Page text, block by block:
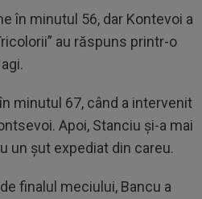
în minutul 56, dar Kontevoi a
au răspuns printr-o
minutul 67, când a intervenit
Apoi, Stanciu și-a mai
un șut expediat din careu.
finalul meciului, Bancu a